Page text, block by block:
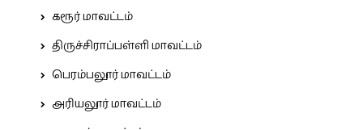
கரூர் மாவட்டம்
திருச்சிராப்பள்ளி மாவட்டம்
பெரம்பலூர் மாவட்டம்
அரியலூர் மாவட்டம்